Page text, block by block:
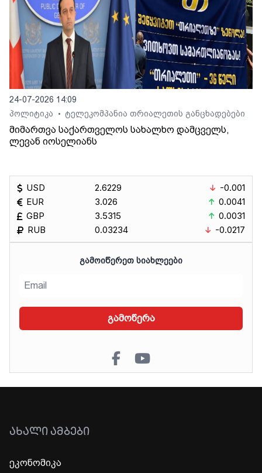
24-07-2026 14:09
პოლიტიკა
• ტელეკომპანია თრიალეთის განცხადებები
მიმართვა საქართველოს სახალხო დამცველს,
ლევან იოსელიანს
USD
EUR
GBP
RUB
2.6229
3.026
3.5315
0.03234
-0.001
0.0041
0.0031
-0.0217
ᲒᲐᲛᲝᲘᲬᲔᲠᲔᲗ ᲡᲘᲐᲮᲚᲔᲔᲑᲘ
გამოწერა
ᲐᲮᲐᲚᲘ ᲐᲛᲑᲔᲑᲘ
ეკონომიკა